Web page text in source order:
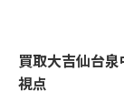
買取大吉仙台
視点